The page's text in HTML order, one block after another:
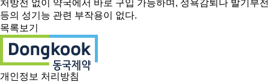
처방전 없이 약국에서 바로 구입 가능하며, 성욕감퇴나 발기부전
등의 성기능 관련 부작용이 없다.
목록보기
개인정보 처리방침